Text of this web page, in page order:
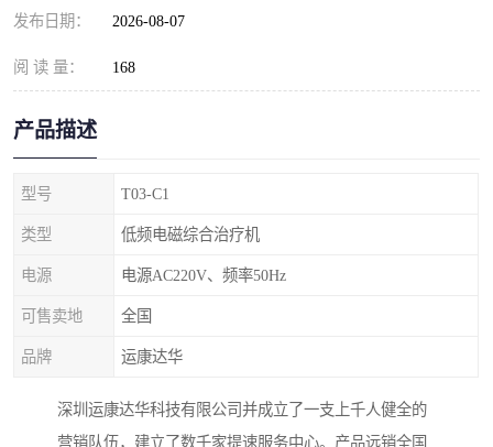
发布日期： 2026-08-07
阅 读 量： 168
产品描述
型号 T03-C1
类型 低频电磁综合治疗机
电源 电源AC220V、频率50Hz
可售卖地 全国
品牌 运康达华
深圳运康达华科技有限公司并成立了一支上千人健全的
营销队伍，建立了数千家提速服务中心。产品远销全国